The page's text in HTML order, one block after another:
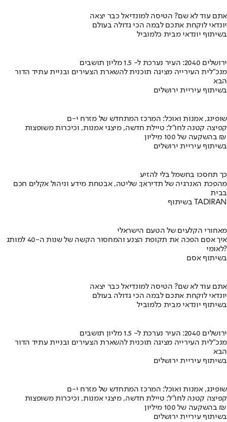
אתם עוד לא שם? הטיסה למונדיאל כבר יצאה
יונדאי לוקחת אתכם לבמה הכי גדולה בעולם
בשיתוף יונדאי מבית כלמוביל
ירושלים 2040: העיר נערכת ל- 1.5 מליון תושבים
מנכ"לית העירייה מציגה תוכנית להשארת הצעירים ובניית עתיד הדור
הבא
בשיתוף עיריית ירושלים
שופינג, אמנות ואוכל: המרכז המתחדש של מזרח י-ם
קפיצה קטנה לחו"ל: טיילת חדשה, מיצגי אמנות, וכיכרות משופצות
בהשקעה של 100 מיליון ₪
בשיתוף עיריית ירושלים
כך תחסכו בחשמל בלי להזיע
מהפכת האנרגיה של תדיראן: שליטה, אבטחת מידע וניהול אקלים חכם
בבית
בשיתוף TADIRAN
מאחורי הקלעים של הטעם הישראלי
איך אסם הפכה את תקופת הצנע והמחסור הקשה של שנות ה-40 למותג
לאומי?
בשיתוף אסם
אתם עוד לא שם? הטיסה למונדיאל כבר יצאה
יונדאי לוקחת אתכם לבמה הכי גדולה בעולם
בשיתוף יונדאי מבית כלמוביל
ירושלים 2040: העיר נערכת ל- 1.5 מליון תושבים
מנכ"לית העירייה מציגה תוכנית להשארת הצעירים ובניית עתיד הדור
הבא
בשיתוף עיריית ירושלים
שופינג, אמנות ואוכל: המרכז המתחדש של מזרח י-ם
קפיצה קטנה לחו"ל: טיילת חדשה, מיצגי אמנות, וכיכרות משופצות
בהשקעה של 100 מיליון ₪
בשיתוף עיריית ירושלים